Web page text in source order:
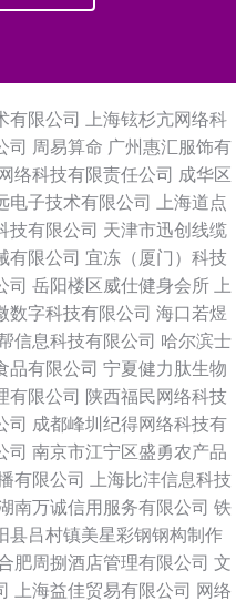
有限公司
上海铉杉亢网络科
司 周易算命 广州惠汇服饰有
络科技有限责任公司 成华区
电子技术有限公司
上海道点
技有限公司 天津市迅创线缆
有限公司 宜冻（厦门）科技
司 岳阳楼区威仕健身会所
上
数字科技有限公司 海口若煜
信息科技有限公司 哈尔滨士
品有限公司 宁夏健力肽生物
有限公司 陕西福民网络科技
司 成都峰圳纪得网络科技有
司 南京市江宁区盛勇农产品
有限公司
上海比沣信息科技
南万诚信用服务有限公司 铁
县吕村镇美星彩钢钢构制作
肥周捌酒店管理有限公司 文
上海益佳贸易有限公司 网络